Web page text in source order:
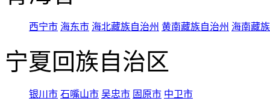
西宁市 海东市 海北藏族自治州 黄南藏族自治州 海南藏
宁夏回族自治区
银川市 石嘴山市 吴忠市 固原市 中卫市